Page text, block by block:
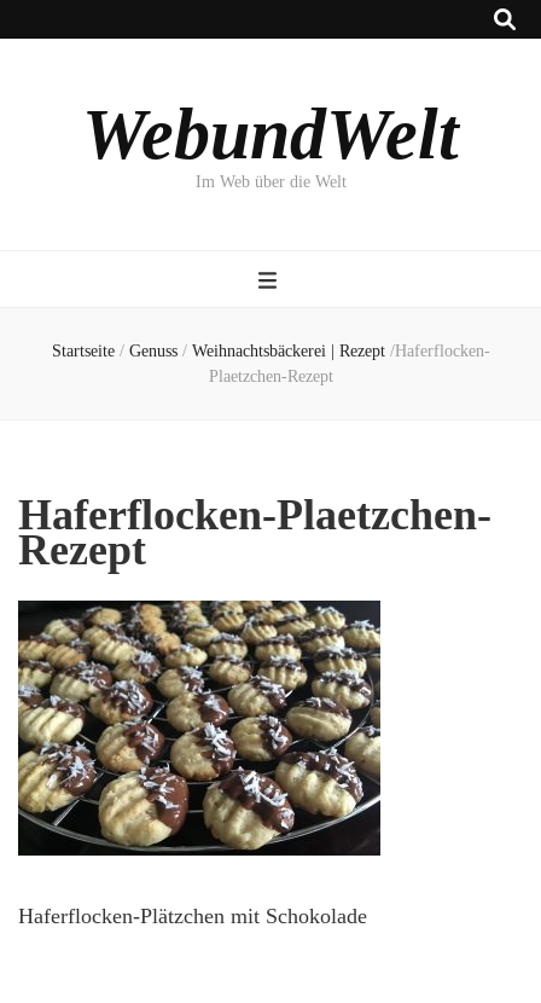
WebundWelt
Im Web über die Welt
Startseite / Genuss / Weihnachtsbäckerei | Rezept /Haferflocken-
Plaetzchen-Rezept
Haferflocken-Plaetzchen-
Rezept
Haferflocken-Plätzchen mit Schokolade